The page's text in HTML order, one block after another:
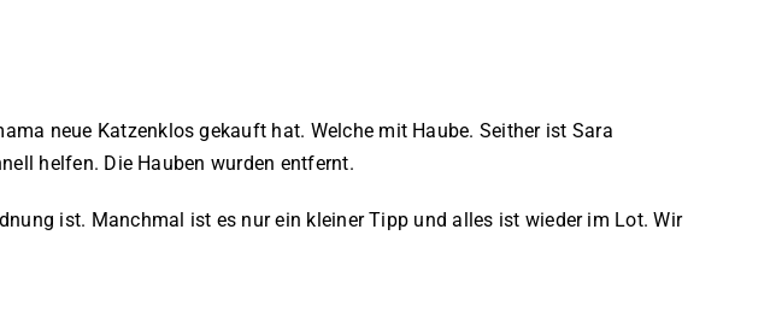
neue Katzenklos gekauft hat. Welche mit Haube. Seither ist Sara
helfen. Die Hauben wurden entfernt.
ist. Manchmal ist es nur ein kleiner Tipp und alles ist wieder im Lot. Wir